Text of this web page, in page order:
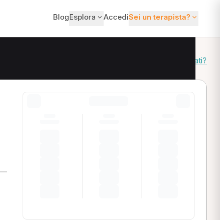
BlogEsplora AccediSei un terapista?
Come ordiniamo i risultati?